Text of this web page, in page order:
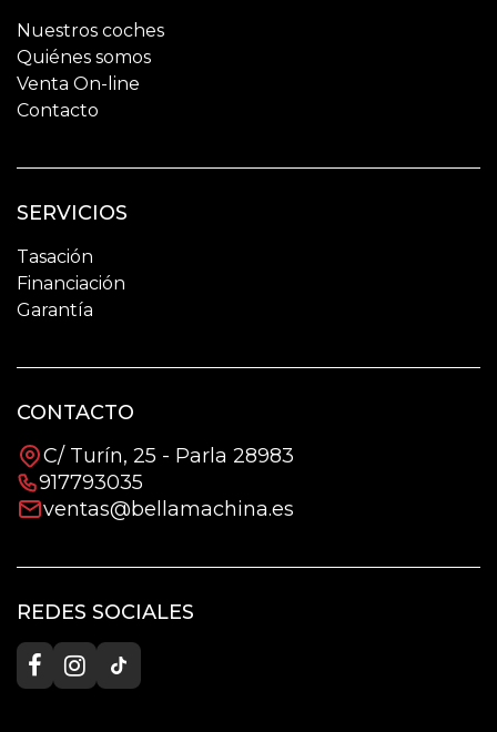
Nuestros coches
Quiénes somos
Venta On-line
Contacto
SERVICIOS
Tasación
Financiación
Garantía
CONTACTO
C/ Turín, 25 - Parla 28983
917793035
ventas@bellamachina.es
REDES SOCIALES